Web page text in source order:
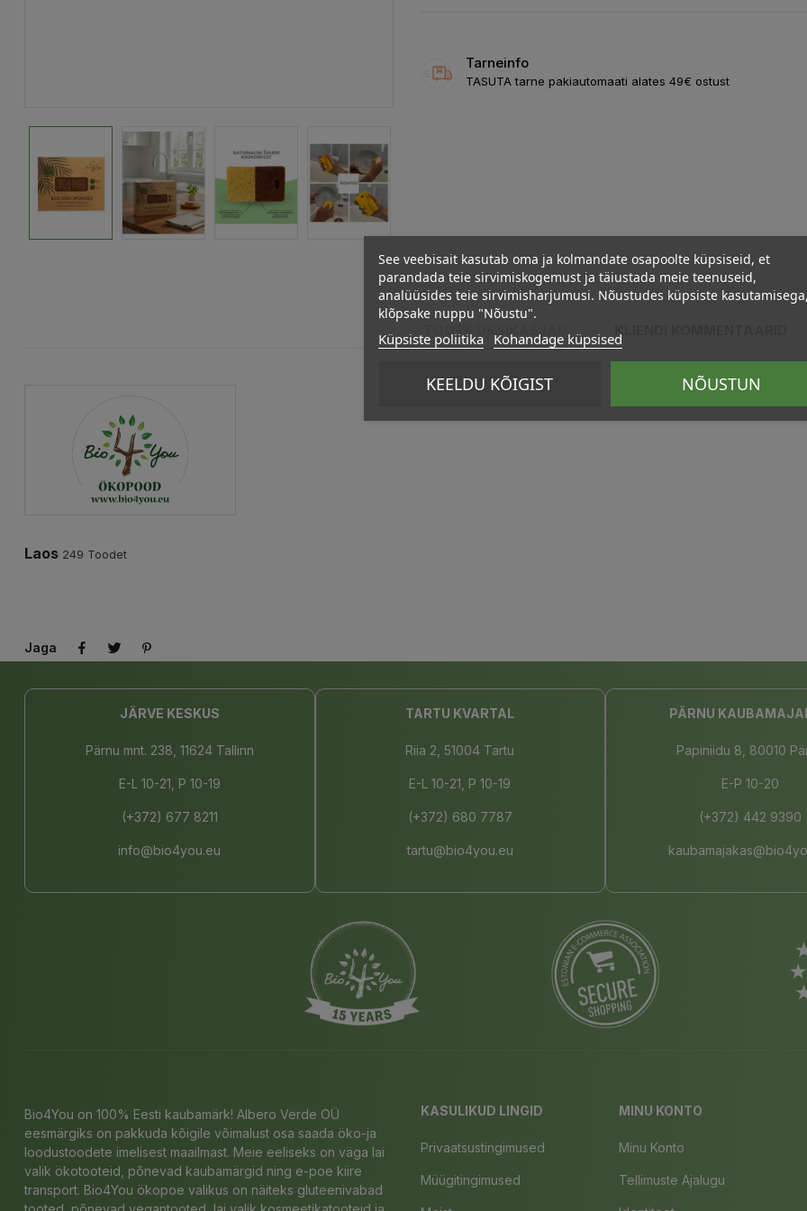
Tarneinfo
TASUTA tarne pakiautomaati alates 49€ ostust
TOOTE ÜKSIKASJAD KLIENDI KOMMENTAARID
Laos 249 Toodet
Jaga
JÄRVE KESKUS
Pärnu mnt. 238, 11624 Tallinn
E-L 10-21, P 10-19
(+372) 677 8211
info@bio4you.eu
TARTU KVARTAL
Riia 2, 51004 Tartu
E-L 10-21, P 10-19
(+372) 680 7787
tartu@bio4you.eu
PÄRNU
Papiniidu 8, 80010
E-P 10-20
(+372) 442 9390
Bio4You on 100% Eesti kaubamärk! Albero Verde OÜ
eesmärgiks on pakkuda kõigile võimalust osa saada öko-ja
loodustoodete imelisest maailmast. Meie eeliseks on väga lai
valik ökotooteid, põnevad kaubamärgid ning e-poe kiire
transport. Bio4You ökopoe valikus on näiteks gluteenivabad
KASULIKUD LINGID
Privaatsustingimused
Müügitingimused
MINU KONTO
Minu Konto
Tellimuste Ajalugu
See veebisait kasutab oma ja kolmandate osapoolte küpsiseid, et
parandada teie sirvimiskogemust ja täiustada meie teenuseid,
analüüsides teie sirvimisharjumusi. Nõustudes küpsiste
klõpsake nuppu "Nõustu".
Küpsiste poliitika Kohandage küpsised
KEELDU KÕIGIST NÕUSTUN